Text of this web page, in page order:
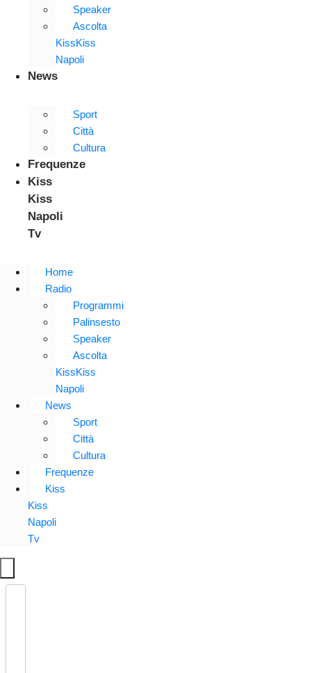
Speaker
Ascolta
KissKiss
Napoli
News
Sport
Città
Cultura
Frequenze
Kiss
Kiss
Napoli
Tv
Home
Radio
Programmi
Palinsesto
Speaker
Ascolta
KissKiss
Napoli
News
Sport
Città
Cultura
Frequenze
Kiss
Kiss
Napoli
Tv